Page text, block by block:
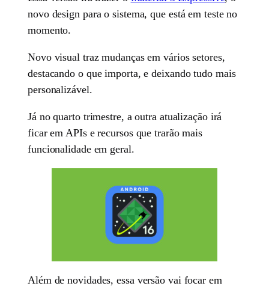
novo design para o sistema, que está em teste no
momento.
Novo visual traz mudanças em vários setores,
destacando o que importa, e deixando tudo mais
personalizável.
Já no quarto trimestre, a outra atualização irá
ficar em APIs e recursos que trarão mais
funcionalidade em geral.
Além de novidades, essa versão vai focar em